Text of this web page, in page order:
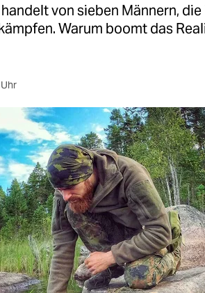
handelt von sieben Männern,
Warum boomt das